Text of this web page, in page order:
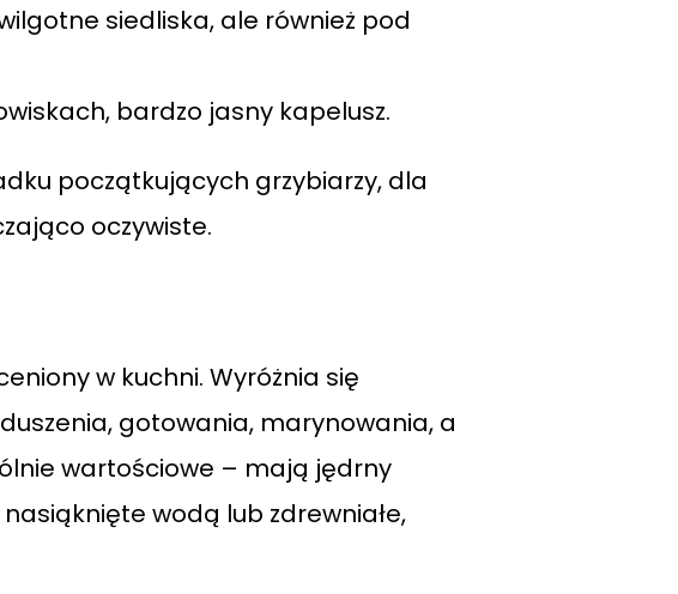
siedliska, ale również pod
bardzo jasny kapelusz.
początkujących grzybiarzy, dla
oczywiste.
w kuchni. Wyróżnia się
gotowania, marynowania, a
wartościowe – mają jędrny
wodą lub zdrewniałe,